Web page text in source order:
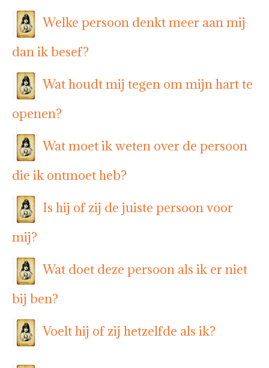
Welke persoon denkt meer aan mij
dan ik besef?
Wat houdt mij tegen om mijn hart te
openen?
Wat moet ik weten over de persoon
die ik ontmoet heb?
Is hij of zij de juiste persoon voor
mij?
Wat doet deze persoon als ik er niet
bij ben?
Voelt hij of zij hetzelfde als ik?